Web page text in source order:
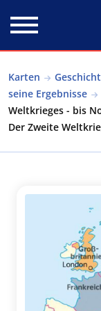
Karten
seine Ergebnisse
Weltkrieges - bis
Der Zweite